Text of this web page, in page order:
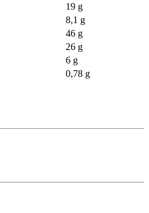
19 g
8,1 g
46 g
26 g
6 g
0,78 g